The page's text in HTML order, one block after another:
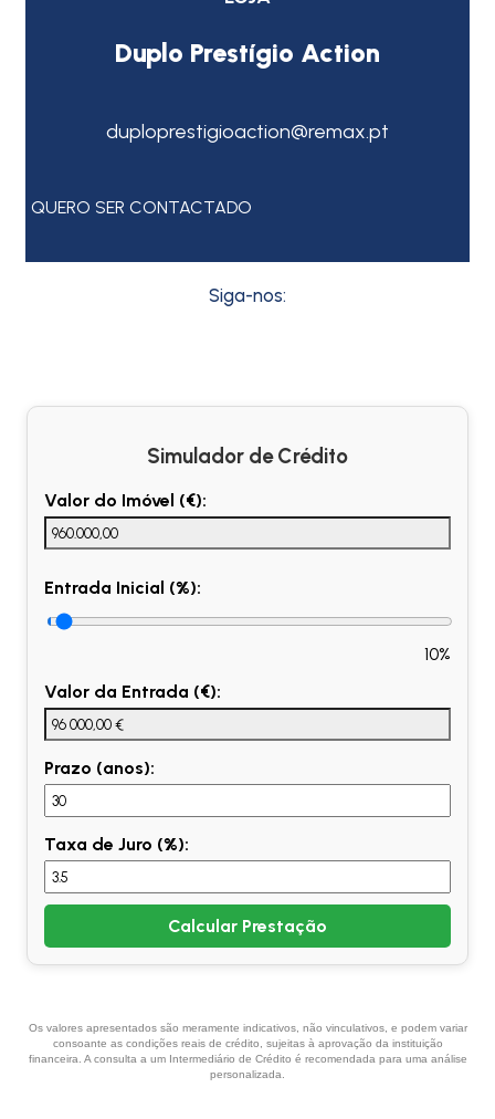
Duplo Prestígio Action
duploprestigioaction@remax.pt
QUERO SER CONTACTADO
Siga-nos:
Simulador de Crédito
Valor do Imóvel (€):
Entrada Inicial (%):
10%
Valor da Entrada (€):
Prazo (anos):
Taxa de Juro (%):
Calcular Prestação
Os valores apresentados são meramente indicativos, não vinculativos, e podem variar
consoante as condições reais de crédito, sujeitas à aprovação da instituição
financeira. A consulta a um Intermediário de Crédito é recomendada para uma análise
personalizada.